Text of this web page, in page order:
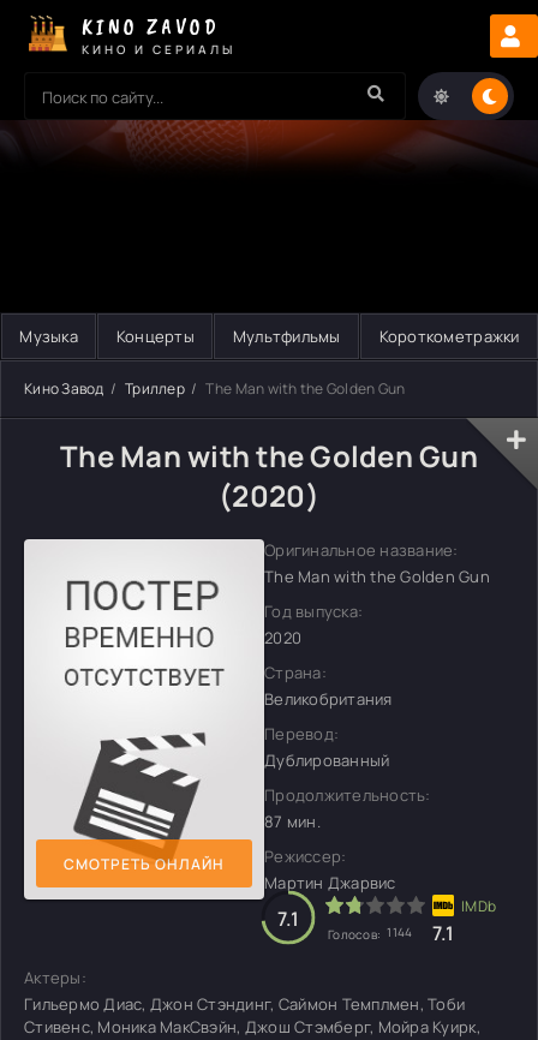
KINO ZAVOD
КИНО И СЕРИАЛЫ
Музыка Концерты Мультфильмы Короткометражки
Кино Завод Триллер The Man with the Golden Gun
The Man with the Golden Gun
(2020)
СМОТРЕТЬ ОНЛАЙН
Оригинальное название:
The Man with the Golden Gun
Год выпуска:
2020
Страна:
Великобритания
Перевод:
Дублированный
Продолжительность:
87 мин.
Режиссер:
Мартин Джарвис
7.1
Голосов: 1144 7.1
Актеры:
Гильермо Диас, Джон Стэндинг, Саймон Темплмен, Тоби
Стивенс, Моника МакСвэйн, Джош Стэмберг, Мойра Куирк,